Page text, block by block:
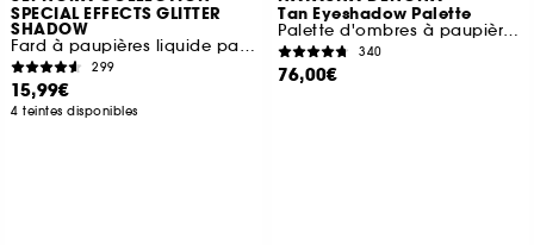
SPECIAL EFFECTS GLITTER
SHADOW
Fard à paupières liquide pailleté
299
15,99€
4 teintes disponibles
Tan Eyeshadow Palette
Palette d'ombres à paupières midi
340
76,00€